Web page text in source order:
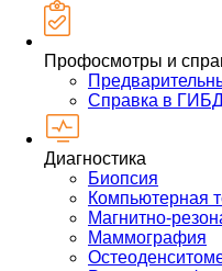
Профосмотры и
Справка в
Диагностика
Биопсия
Компьютерная
Магнитно-
Маммография